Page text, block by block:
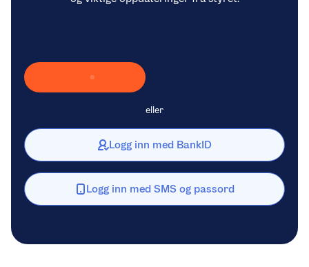
Laster inn Vipps …
eller
Logg inn med BankID
Logg inn med SMS og passord